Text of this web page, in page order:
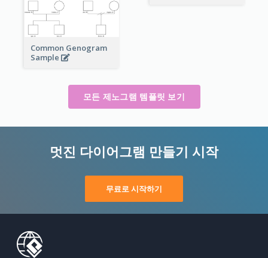
Common Genogram
Sample
모든 제노그램 템플릿 보기
멋진 다이어그램 만들기 시작
무료로 시작하기